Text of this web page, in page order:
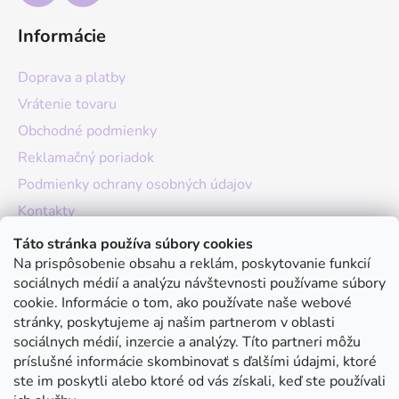
Táto stránka používa súbory cookies
Na prispôsobenie obsahu a reklám, poskytovanie funkcií
sociálnych médií a analýzu návštevnosti používame súbory
cookie. Informácie o tom, ako používate naše webové
stránky, poskytujeme aj našim partnerom v oblasti
sociálnych médií, inzercie a analýzy. Títo partneri môžu
príslušné informácie skombinovať s ďalšími údajmi, ktoré
ste im poskytli alebo ktoré od vás získali, keď ste používali
Informácie
Doprava a platby
Vrátenie tovaru
Obchodné podmienky
Reklamačný poriadok
Podmienky ochrany osobných údajov
Kontakty
O nás
Hodnotenie obchodu
Moja objednávka
Instagram